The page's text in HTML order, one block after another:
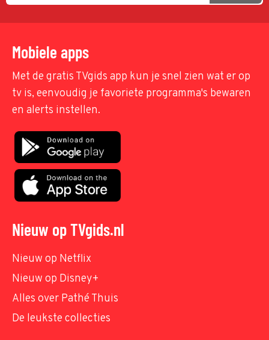
Mobiele apps
Met de gratis TVgids app kun je snel zien wat er op
tv is, eenvoudig je favoriete programma's bewaren
en alerts instellen.
Nieuw op TVgids.nl
Nieuw op Netflix
Nieuw op Disney+
Alles over Pathé Thuis
De leukste collecties